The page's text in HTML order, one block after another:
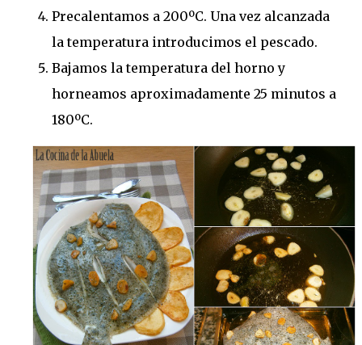
Precalentamos a 200ºC. Una vez alcanzada
la temperatura introducimos el pescado.
Bajamos la temperatura del horno y
horneamos aproximadamente 25 minutos a
180ºC.